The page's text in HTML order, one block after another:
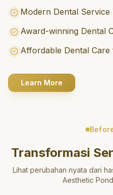
Modern Dental Service
Award-winning Dental
Affordable Dental
Learn More
Transformasi
Lihat perubahan nyata dari
Aesthetic